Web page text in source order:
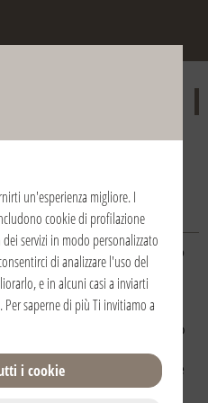
Italy | Gudo Gambaredo
inizio in via San Riccardo
che prevede le
il Cammino di Maria e
a Betlemme e la
un'esperienza migliore. I
cookie di profilazione
servizi in modo personalizzato
di analizzare l'uso del
e in alcuni casi a inviarti
saperne di più Ti invitiamo a
i cookie